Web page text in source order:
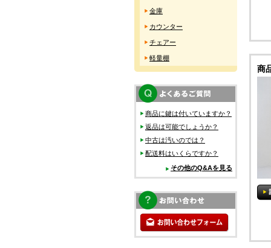
商
金庫
カウンター
チェアー
軽量棚
商品に鍵は付いていますか？
返品は可能でしょうか？
中古は汚いのでは？
配送料はいくらですか？
その他のQ&Aを見る